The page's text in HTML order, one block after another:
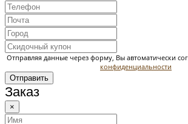
Отправляя данные через форму, Вы автоматически
конфиденциальности
Отправить
Заказ
×